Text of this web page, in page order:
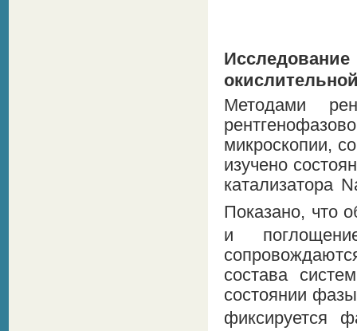
Методами
микроскопии,
изучено
катализатора
Показано, что
и
состава
состоянии
фиксируется